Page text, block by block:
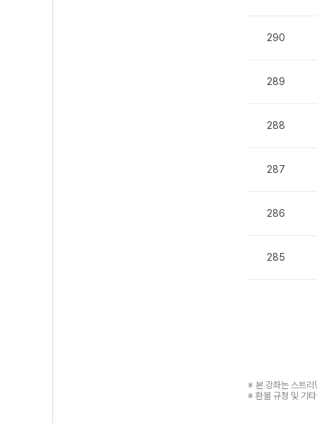
290
289
288
287
286
285
※ 본 강좌는 스트리
※ 환불 규정 및 기